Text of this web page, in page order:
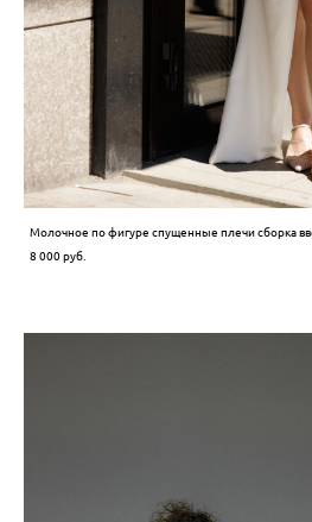
Молочное по фигуре спущенные плечи cборка
8 000 pуб.